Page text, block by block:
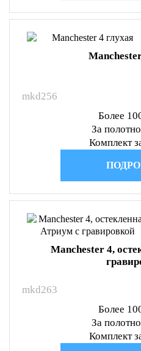
mkd256
Более
За
Комплект
Manchester 4,
mkd263
Более
За
Комплект